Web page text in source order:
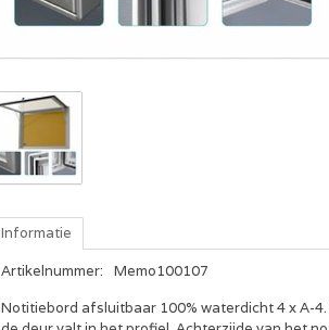
Informatie
Artikelnummer:
Memo100107
Notitiebord afsluitbaar 100% waterdicht 4 x A-